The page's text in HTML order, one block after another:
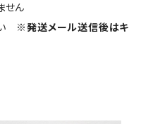
せん
※発送メール送信後はキ